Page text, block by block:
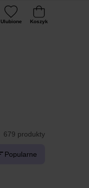
Ulubione Koszyk
679 produkty
Popularne